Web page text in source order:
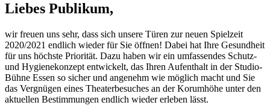
Liebes Publikum,
wir freuen uns sehr, dass sich unsere Türen zur neuen Spielzeit
2020/2021 endlich wieder für Sie öffnen! Dabei hat Ihre Gesundheit
für uns höchste Priorität. Dazu haben wir ein umfassendes Schutz-
und Hygienekonzept entwickelt, das Ihren Aufenthalt in der Studio-
Bühne Essen so sicher und angenehm wie möglich macht und Sie
das Vergnügen eines Theaterbesuches an der Korumhöhe unter den
aktuellen Bestimmungen endlich wieder erleben lässt.